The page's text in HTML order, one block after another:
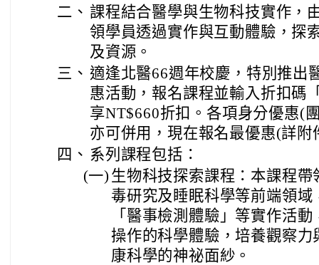
二、 課程結合醫學與生物科技實作，
領學員透過實作與互動體驗，探
及資源。
三、 適逢北醫66週年校慶，特別推出
惠活動，報名課程並輸入折扣碼
享NT$660折扣。各項身分優惠(
亦可併用，現在報名最優惠(詳附
四、 系列課程包括：
(一) 生物科技探索課程：本課程
毒研究及睡眠科學等前端領
「醫事檢測體驗」等實作活
操作的科學體驗，培養觀察
康科學的神祕面紗。